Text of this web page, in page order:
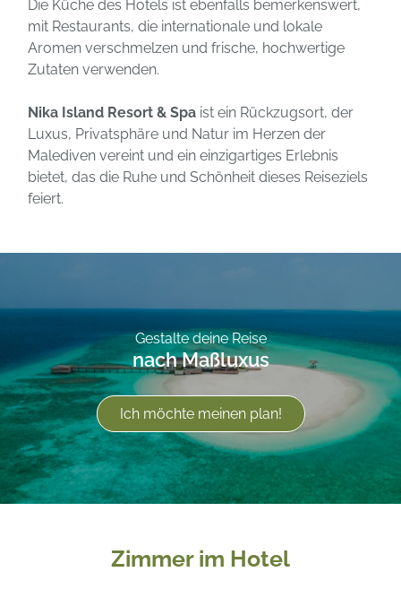
Die Küche des Hotels ist ebenfalls bemerkenswert,
mit Restaurants, die internationale und lokale
Aromen verschmelzen und frische, hochwertige
Zutaten verwenden.
Nika Island Resort & Spa ist ein Rückzugsort, der
Luxus, Privatsphäre und Natur im Herzen der
Malediven vereint und ein einzigartiges Erlebnis
bietet, das die Ruhe und Schönheit dieses Reiseziels
feiert.
Gestalte deine Reise
nach Maßluxus
Ich möchte meinen plan!
Zimmer im Hotel